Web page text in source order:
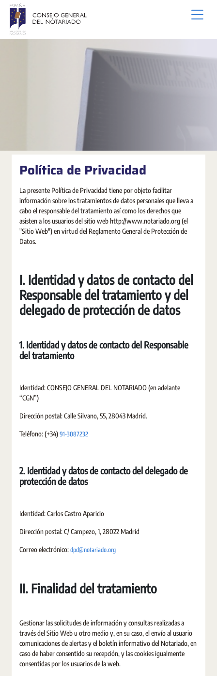
Siirry pääsisältöön
Política de Privacidad
La presente Política de Privacidad tiene por objeto facilitar
información sobre los tratamientos de datos personales que lleva a
cabo el responsable del tratamiento así como los derechos que
asisten a los usuarios del sitio web http://www.notariado.org (el
"Sitio Web") en virtud del Reglamento General de Protección de
Datos.
I. Identidad y datos de contacto del
Responsable del tratamiento y del
delegado de protección de datos
1. Identidad y datos de contacto del Responsable
del tratamiento
Identidad: CONSEJO GENERAL DEL NOTARIADO (en adelante
“CGN”)
Dirección postal: Calle Silvano, 55, 28043 Madrid.
Teléfono: (+34)91-3087232
2. Identidad y datos de contacto del delegado de
protección de datos
Identidad: Carlos Castro Aparicio
Dirección postal: C/ Campezo, 1, 28022 Madrid
Correo electrónico:dpd@notariado.org
II. Finalidad del tratamiento
Gestionar las solicitudes de información y consultas realizadas a
través del Sitio Web u otro medio y, en su caso, el envío al usuario
comunicaciones de alertas y el boletín informativo del Notariado, en
caso de haber consentido su recepción, y las cookies igualmente
consentidas por los usuarios de la web.